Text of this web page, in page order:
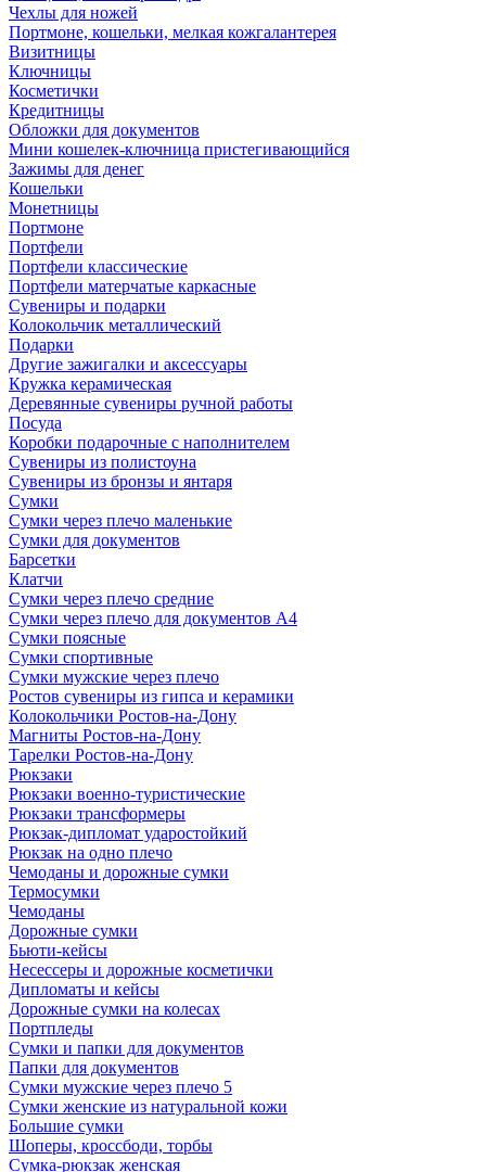
Чехлы для ножей
Портмоне, кошельки, мелкая кожгалантерея
Визитницы
Ключницы
Косметички
Кредитницы
Обложки для документов
Мини кошелек-ключница пристегивающийся
Зажимы для денег
Кошельки
Монетницы
Портмоне
Портфели
Портфели классические
Портфели матерчатые каркасные
Сувениры и подарки
Колокольчик металлический
Подарки
Другие зажигалки и аксессуары
Кружка керамическая
Деревянные сувениры ручной работы
Посуда
Коробки подарочные с наполнителем
Сувениры из полистоуна
Сувениры из бронзы и янтаря
Сумки
Сумки через плечо маленькие
Сумки для документов
Барсетки
Клатчи
Сумки через плечо средние
Сумки через плечо для документов А4
Сумки поясные
Сумки спортивные
Сумки мужские через плечо
Ростов сувениры из гипса и керамики
Колокольчики Ростов-на-Дону
Магниты Ростов-на-Дону
Тарелки Ростов-на-Дону
Рюкзаки
Рюкзаки военно-туристические
Рюкзаки трансформеры
Рюкзак-дипломат ударостойкий
Рюкзак на одно плечо
Чемоданы и дорожные сумки
Термосумки
Чемоданы
Дорожные сумки
Бьюти-кейсы
Несессеры и дорожные косметички
Дипломаты и кейсы
Дорожные сумки на колесах
Портпледы
Сумки и папки для документов
Папки для документов
Сумки мужские через плечо 5
Сумки женские из натуральной кожи
Большие сумки
Шоперы, кроссбоди, торбы
Сумка-рюкзак женская